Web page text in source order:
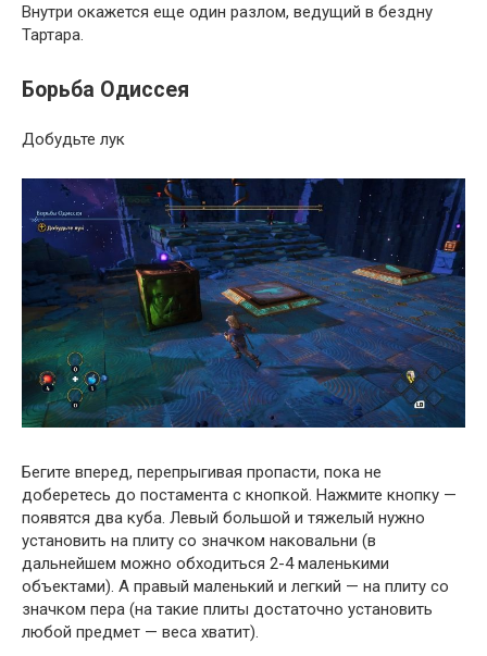
Внутри окажется еще один разлом, ведущий в бездну
Тартара.
Борьба Одиссея
Добудьте лук
Бегите вперед, перепрыгивая пропасти, пока не
доберетесь до постамента с кнопкой. Нажмите кнопку —
появятся два куба. Левый большой и тяжелый нужно
установить на плиту со значком наковальни (в
дальнейшем можно обходиться 2-4 маленькими
объектами). А правый маленький и легкий — на плиту со
значком пера (на такие плиты достаточно установить
любой предмет — веса хватит).